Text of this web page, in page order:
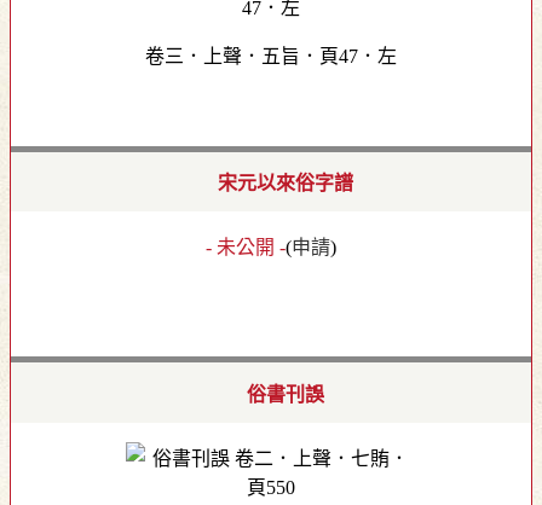
卷三．上聲．五旨．頁47．左
宋元以來俗字譜
- 未公開 -(申請)
俗書刊誤